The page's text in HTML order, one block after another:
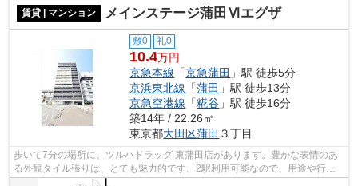
賃貸 | マンション メインステージ蒲田Ⅵエグザ
敷0 礼0
10.4万円
京急本線 「京急蒲田 」駅 徒歩5分
京浜東北線 「蒲田 」駅 徒歩13分
京急空港線 「糀谷 」駅 徒歩16分
築14年 / 22.26㎡
東京都大田区蒲田 ３丁目
歩いて7分の場所に、ツルハドラッグ 東蒲田店があります。豊かな表情のあ
る外観タイル張りは、とても魅力的です。2駅利用可能なので、用途や行き
先に応じて経路を選択できます。徒歩5...